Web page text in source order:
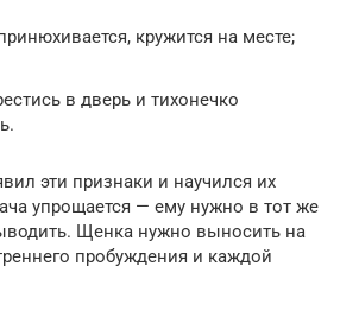
кружится на месте;
в дверь и тихонечко
эти признаки и научился их
упрощается — ему нужно в тот же
Щенка нужно выносить на
пробуждения и каждой